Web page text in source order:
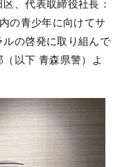
メールマガ
公式SNS
、代表取締役社長：
の青少年に向けてサ
の啓発に取り組んで
以下 青森県警）よ